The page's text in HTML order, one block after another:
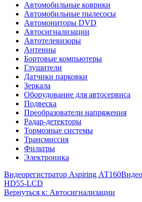
Автомобильные коврики
Автомобильные пылесосы
Автомониторы DVD
Автосигнализации
Автотелевизоры
Антенны
Бортовые компьютеры
Глушители
Датчики парковки
Зеркала
Оборудование для автосервиса
Подвеска
Преобразователи напряжения
Радар-детекторы
Тормозные системы
Трансмиссия
Фильтры
Электроника
Видеорегистратор Aspiring АТ160
HD55-LCD
Вернуться к: Автосигнализации